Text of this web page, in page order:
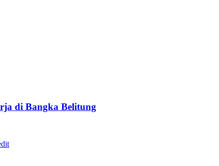
di Bangka Belitung